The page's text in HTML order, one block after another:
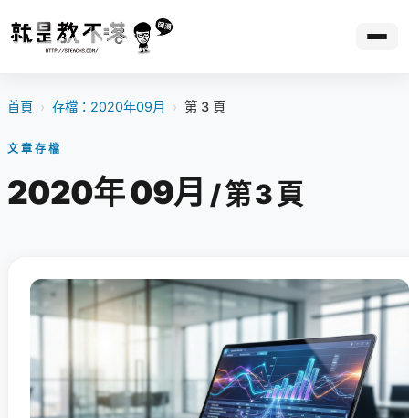
首頁 › 存檔：2020年09月 › 第 3 頁
文章存檔
2020年 09月 / 第 3 頁